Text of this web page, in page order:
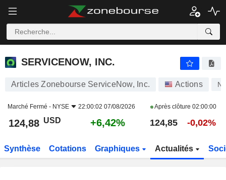
SERVICENOW, INC.
SERVICENOW, INC.
Articles Zonebourse ServiceNow, Inc. Actions
Marché Fermé - NYSE 22:00:02 07/08/2026 Après clôture 02:00:00
124,88 USD +6,42% 124,85 -0,02%
Synthèse Cotations Graphiques Actualités